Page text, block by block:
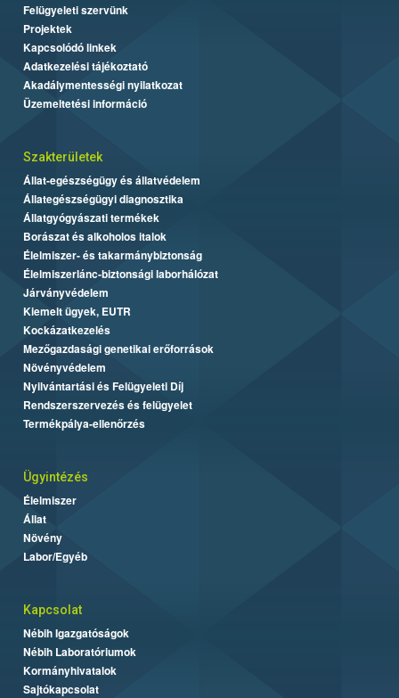
Felügyeleti szervünk
Projektek
Kapcsolódó linkek
Adatkezelési tájékoztató
Akadálymentességi nyilatkozat
Üzemeltetési információ
Szakterületek
Állat-egészségügy és állatvédelem
Állategészségügyi diagnosztika
Állatgyógyászati termékek
Borászat és alkoholos italok
Élelmiszer- és takarmánybiztonság
Élelmiszerlánc-biztonsági laborhálózat
Járványvédelem
Kiemelt ügyek, EUTR
Kockázatkezelés
Mezőgazdasági genetikai erőforrások
Növényvédelem
Nyilvántartási és Felügyeleti Díj
Rendszerszervezés és felügyelet
Termékpálya-ellenőrzés
Ügyintézés
Élelmiszer
Állat
Növény
Labor/Egyéb
Kapcsolat
Nébih Igazgatóságok
Nébih Laboratóriumok
Kormányhivatalok
Sajtókapcsolat